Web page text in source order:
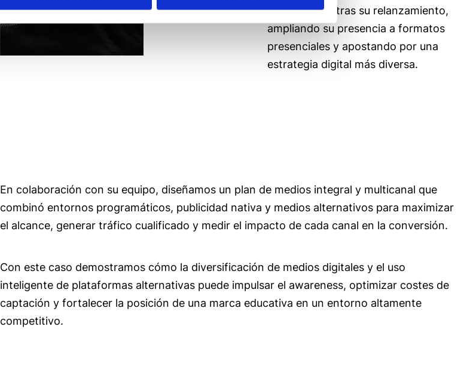
nuevos leads tras su relanzamiento,
ampliando su presencia a formatos
presenciales y apostando por una
estrategia digital más diversa.
En colaboración con su equipo, diseñamos un plan de medios integral y multicanal que
combinó entornos programáticos, publicidad nativa y medios alternativos para maximizar
el alcance, generar tráfico cualificado y medir el impacto de cada canal en la conversión.
Con este caso demostramos cómo la diversificación de medios digitales y el uso
inteligente de plataformas alternativas puede impulsar el awareness, optimizar costes de
captación y fortalecer la posición de una marca educativa en un entorno altamente
competitivo.